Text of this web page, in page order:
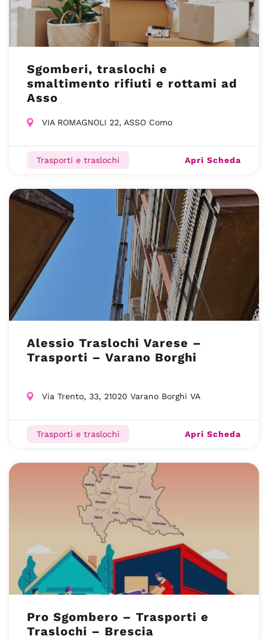
Sgomberi, traslochi e
smaltimento rifiuti e rottami ad
Asso
VIA ROMAGNOLI 22, ASSO Como
Trasporti e traslochi Apri Scheda
Alessio Traslochi Varese –
Trasporti – Varano Borghi
Via Trento, 33, 21020 Varano Borghi VA
Trasporti e traslochi Apri Scheda
Pro Sgombero – Trasporti e
Traslochi – Brescia